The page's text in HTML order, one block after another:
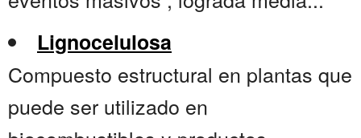
Lignocelulosa
Compuesto estructural en plantas que
puede ser utilizado en